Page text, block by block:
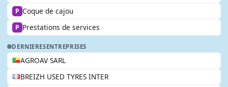
P Coque de cajou
P Prestations de services
DERNIERESENTREPRISES
AGROAV SARL
BREIZH USED TYRES INTER